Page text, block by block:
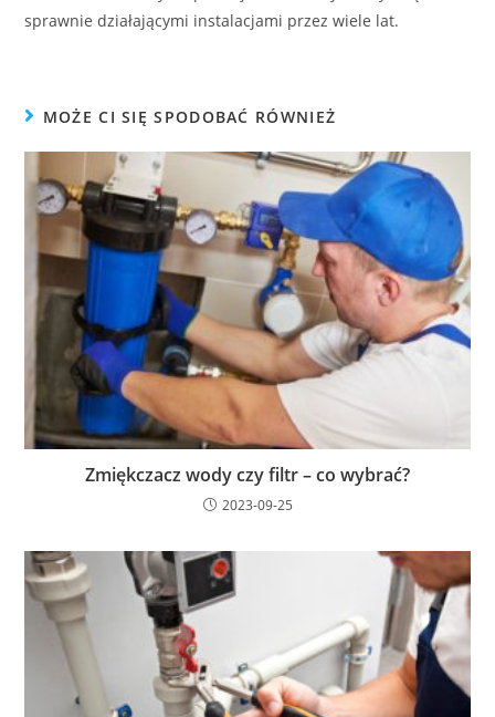
sprawnie działającymi instalacjami przez wiele lat.
MOŻE CI SIĘ SPODOBAĆ RÓWNIEŻ
Zmiękczacz wody czy filtr – co wybrać?
2023-09-25